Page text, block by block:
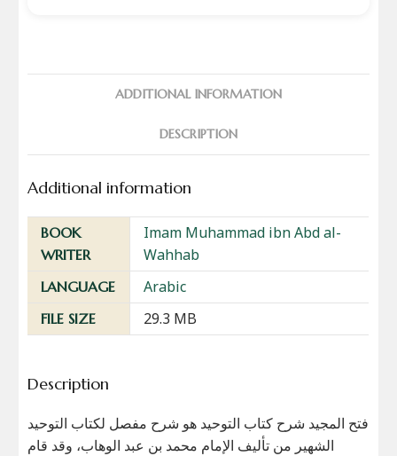
ADDITIONAL INFORMATION
DESCRIPTION
Additional information
BOOK
WRITER
Imam Muhammad ibn Abd al-
Wahhab
LANGUAGE Arabic
FILE SIZE 29.3 MB
Description
فتح المجيد شرح كتاب التوحيد هو شرح مفصل لكتاب التوحيد
الشهير من تأليف الإمام محمد بن عبد الوهاب، وقد قام